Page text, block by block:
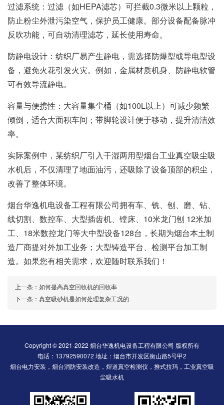
过滤系统：过滤（如HEPA滤芯）可拦截0.3微米以上颗粒，
防止粉尘外泄污染空气，保护员工健康。部分设备配备脉冲
反吹功能，可自动清理滤芯，延长使用寿命。
防静电设计：纺织厂易产生静电，需选择防爆型或导电型设
备，避免火花引发火灾。例如，金属材质机身、防静电软管
可有效导流静电。
容量与便携性：大容量集尘桶（如100L以上）可减少频繁
倾倒，适合大面积车间；带脚轮设计便于移动，提升清洁效
率。
实际案例中，某纺织厂引入干湿两用型烟台工业真空吸尘吸
水机后，不仅清理了地面油污，还吸除了设备顶部的积尘，
改善了整体环境。
烟台华逸机电设备工程有限公司拥有车、铣、刨、磨、钻、
线切割、数控车、大型插齿机、镗床、10米龙门刨 12米加
工、18米数控龙门等大中型设备128台，长期为烟台本土制
造厂商提对外加工业务；大型铸造平台、检测平台加工制
造。如果您有相关需求，欢迎随时联系我们！
上一条： 如何提高真空回收机的回收率
下一条： 真空吸砂机是如何处理复杂工况的
Copyright © 2021-2022 烟台华逸机电设备工程有限公司 版权所有
电话：13792590072 地址：烟台市开发区衡山路5号甲2
烟台电力安装，烟台消防安装改造，焊道真空检测仪，推式拉玛，工业真空吸
尘吸水机